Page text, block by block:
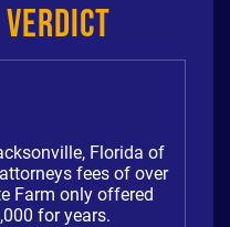
Verdict
Florida of
fees of over
Farm only offered
for years.